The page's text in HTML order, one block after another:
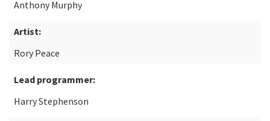
Anthony Murphy
Artist:
Rory Peace
Lead programmer:
Harry Stephenson